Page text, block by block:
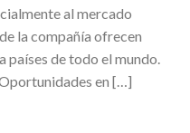
al mercado
la compañía ofrecen
países de todo el mundo.
en […]